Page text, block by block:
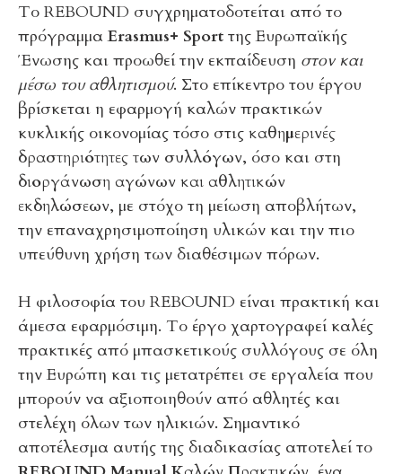
Το REBOUND συγχρηματοδοτείται από το
πρόγραμμαErasmus+ Sport της Ευρωπαϊκής
Ένωσης και προωθεί την εκπαίδευση στον και
μέσω του αθλητισμού. Στο επίκεντρο του έργου
βρίσκεται η εφαρμογή καλών πρακτικών
κυκλικής οικονομίας τόσο στις καθημερινές
δραστηριότητες των συλλόγων, όσο και στη
διοργάνωση αγώνων και αθλητικών
εκδηλώσεων, με στόχο τη μείωση αποβλήτων,
την επαναχρησιμοποίηση υλικών και την πιο
υπεύθυνη χρήση των διαθέσιμων πόρων.
Η φιλοσοφία του REBOUND είναι πρακτική και
άμεσα εφαρμόσιμη. Το έργο χαρτογραφεί καλές
πρακτικές από μπασκετικούς συλλόγους σε όλη
την Ευρώπη και τις μετατρέπει σε εργαλεία που
μπορούν να αξιοποιηθούν από αθλητές και
στελέχη όλων των ηλικιών. Σημαντικό
αποτέλεσμα αυτής της διαδικασίας αποτελεί το